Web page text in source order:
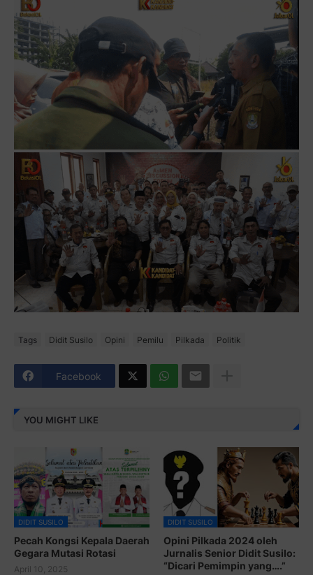
Tags Didit Susilo Opini Pemilu Pilkada Politik
Facebook
YOU MIGHT LIKE
DIDIT SUSILO
Pecah Kongsi Kepala Daerah
Gegara Mutasi Rotasi
April 10, 2025
DIDIT SUSILO
Opini Pilkada 2024 oleh
Jurnalis Senior Didit Susilo:
“Dicari Pemimpin yang….”